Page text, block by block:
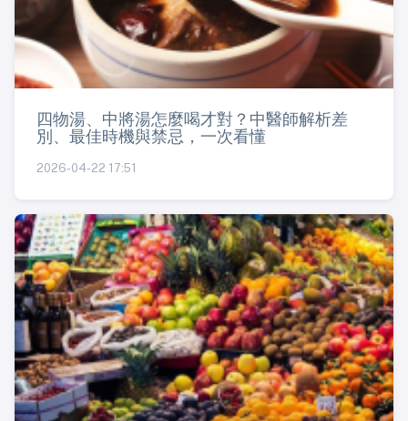
四物湯、中將湯怎麼喝才對？中醫師解析差
別、最佳時機與禁忌，一次看懂
2026-04-22 17:51